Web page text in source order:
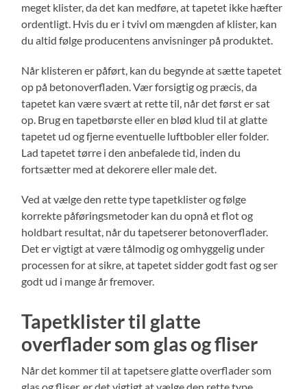
meget klister, da det kan medføre, at tapetet ikke hæfter
ordentligt. Hvis du er i tvivl om mængden af klister, kan
du altid følge producentens anvisninger på produktet.
Når klisteren er påført, kan du begynde at sætte tapetet
op på betonoverfladen. Vær forsigtig og præcis, da
tapetet kan være svært at rette til, når det først er sat
op. Brug en tapetbørste eller en blød klud til at glatte
tapetet ud og fjerne eventuelle luftbobler eller folder.
Lad tapetet tørre i den anbefalede tid, inden du
fortsætter med at dekorere eller male det.
Ved at vælge den rette type tapetklister og følge
korrekte påføringsmetoder kan du opnå et flot og
holdbart resultat, når du tapetserer betonoverflader.
Det er vigtigt at være tålmodig og omhyggelig under
processen for at sikre, at tapetet sidder godt fast og ser
godt ud i mange år fremover.
Tapetklister til glatte
overflader som glas og fliser
Når det kommer til at tapetsere glatte overflader som